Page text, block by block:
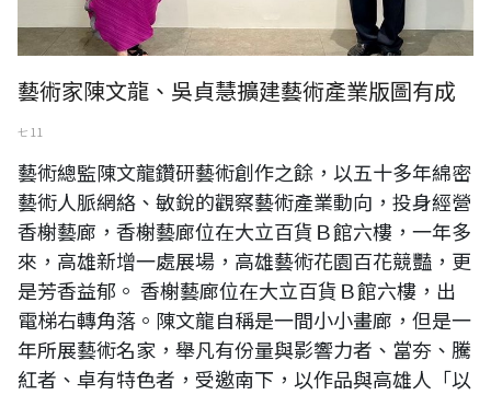
藝術家陳文龍、吳貞慧擴建藝術產業版圖有成
七 11
藝術總監陳文龍鑽研藝術創作之餘，以五十多年綿密
藝術人脈網絡、敏銳的觀察藝術產業動向，投身經營
香榭藝廊，香榭藝廊位在大立百貨Ｂ館六樓，一年多
來，高雄新增一處展場，高雄藝術花園百花競豔，更
是芳香益郁。 香榭藝廊位在大立百貨Ｂ館六樓，出
電梯右轉角落。陳文龍自稱是一間小小畫廊，但是一
年所展藝術名家，舉凡有份量與影響力者、當夯、騰
紅者、卓有特色者，受邀南下，以作品與高雄人「以